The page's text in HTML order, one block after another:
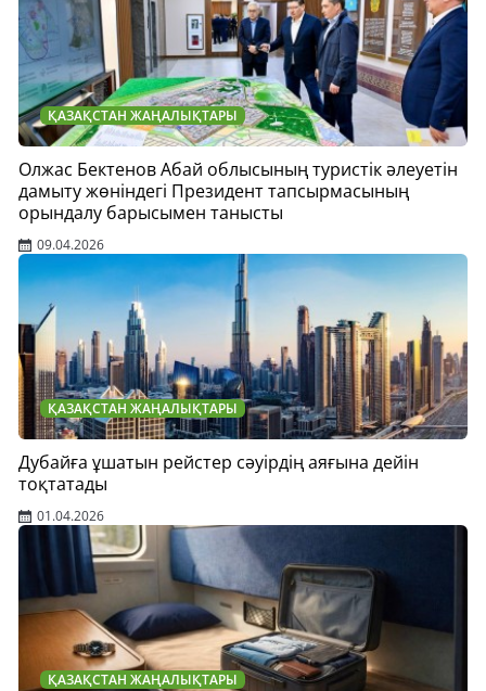
ҚАЗАҚСТАН ЖАҢАЛЫҚТАРЫ
Олжас Бектенов Абай облысының туристік әлеуетін
дамыту жөніндегі Президент тапсырмасының
орындалу барысымен танысты
09.04.2026
ҚАЗАҚСТАН ЖАҢАЛЫҚТАРЫ
Дубайға ұшатын рейстер сәуірдің аяғына дейін
тоқтатады
01.04.2026
ҚАЗАҚСТАН ЖАҢАЛЫҚТАРЫ